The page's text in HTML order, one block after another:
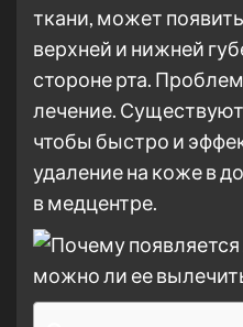
ткани, может
верхней и нижней
стороне рта.
лечение.
чтобы быстро и
удаление на коже в
в медцентре.